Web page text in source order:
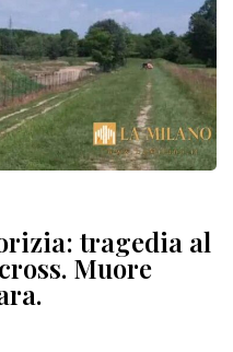
tragedia al
Muore